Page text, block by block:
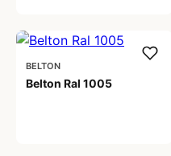
BELTON
Belton Ral 1005